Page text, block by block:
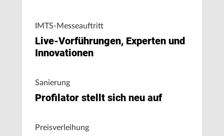
IMTS-Messeauftritt
Live-Vorführungen, Experten und
Innovationen
Sanierung
Profilator stellt sich neu auf
Preisverleihung